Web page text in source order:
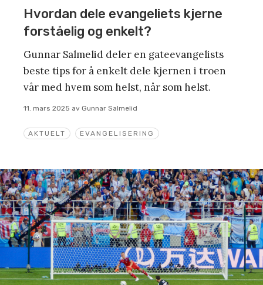
AKTUELT EVANGELISERING
Hvordan dele evangeliets kjerne
forståelig og enkelt?
Gunnar Salmelid deler en gateevangelists
beste tips for å enkelt dele kjernen i troen
vår med hvem som helst, når som helst.
11. mars 2025 av Gunnar Salmelid